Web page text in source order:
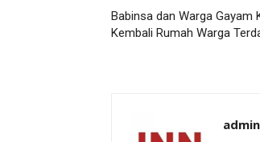
Babinsa dan Warga Gayam
Kembali Rumah Warga
admin